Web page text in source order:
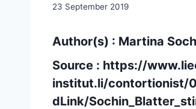
23 September 2019
Author(s) : Martina
Source : https://
institut.li/contortionist/
dLink/